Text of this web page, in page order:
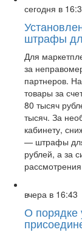
сегодня в
штрафы
Для
за
партнеров.
товары за
80 тысяч
тысяч. За
кабинету,
— штрафы для
рублей, а за
вчера в 16:43
О порядке